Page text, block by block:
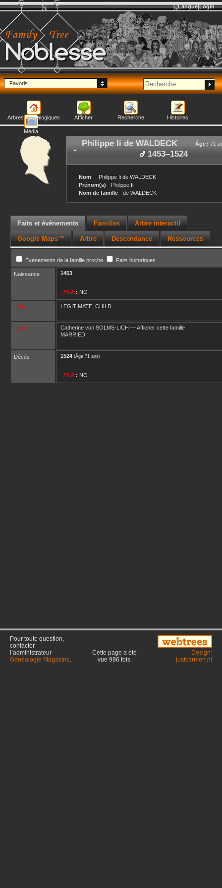
Noblesse
Langue Login
Favoris
Arbres généalogiques Afficher Recherche Histoires
Média
Philippe Ii de WALDECK Âge : 71
1453–1524
Nom Philippe Ii de WALDECK
Prénom(s)
Philippe Ii
Nom de famille
de WALDECK
Faits et événements Familles Arbre interactif
Google Maps™ Arbre Descendance Ressources
Événements de la famille proche Faits historiques
Naissance 1453
_FNA : NO
_FIL LEGITIMATE_CHILD
_UST Catherine von SOLMS-LICH —Afficher cette famille
MARRIED
Décès 1524 (Âge 71 ans)
_FNA : NO
Pour toute question,
contacter
l’administrateur
Généalogie Magazine.
Cette page a été
vue 986 fois.
Design:
justcarmen.nl